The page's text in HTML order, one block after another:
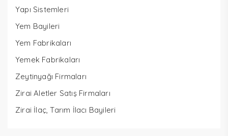
Yapı Sistemleri
Yem Bayileri
Yem Fabrikaları
Yemek Fabrikaları
Zeytinyağı Firmaları
Zirai Aletler Satış Firmaları
Zirai İlaç, Tarım İlacı Bayileri